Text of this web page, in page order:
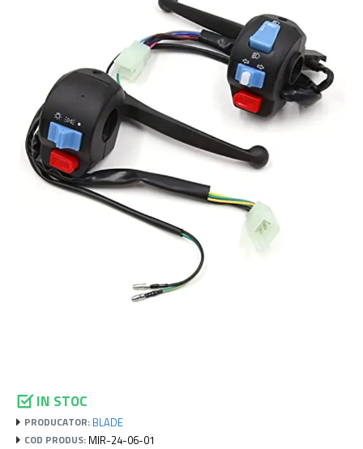
IN STOC
PRODUCATOR: BLADE
COD PRODUS: MIR-24-06-01